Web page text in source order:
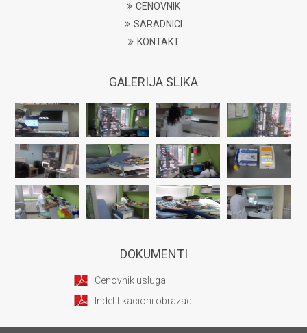
CENOVNIK
SARADNICI
KONTAKT
GALERIJA SLIKA
DOKUMENTI
Cenovnik usluga
Indetifikacioni obrazac